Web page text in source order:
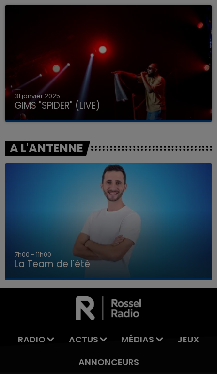
LA TEAM DE L'ÉTÉ
31 janvier 2025
GIMS "SPIDER" (LIVE)
A L'ANTENNE
7h00 - 11h00
La Team de l'été
RADIO ACTUS MÉDIAS
JEUX
ANNONCEURS